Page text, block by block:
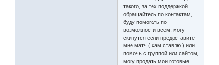
такого, за тех поддержкой
обращайтесь по контактам,
буду помогать по
возможности всем, могу
скинутся если предоставите
мне матч ( сам ставлю ) или
помочь с группой или сайтом,
могу продать мои готовые